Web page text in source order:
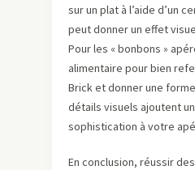
sur un plat à l’aide d’un
peut donner un effet
Pour les « bonbons »
alimentaire pour bien
Brick et donner une
détails visuels ajoutent
sophistication à votre
En conclusion, réussir